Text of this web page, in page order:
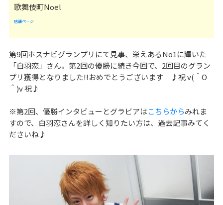
歌舞伎町Noel
店舗ページ
第9回ホスナビグランプリにて見事、栄えあるNo1に輝いた
「白羽恋」さん。第2回の優勝に続き今回で、2回目のグラン
プリ獲得となりました!!おめでとうございます ♪祝 v(＾O
＾)v 祝♪
※第2回、優勝インタビューとグラビアはこちらからみれま
すので、白羽恋さんを詳しく知りたい方は、過去記事みてく
ださいね♪